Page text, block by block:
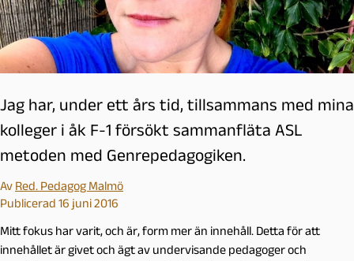
Jag har, under ett års tid, tillsammans med mina
kolleger i åk F-1 försökt sammanfläta ASL
metoden med Genrepedagogiken.
Av Red. Pedagog Malmö
Publicerad 16 juni 2016
Mitt fokus har varit, och är, form mer än innehåll. Detta för att
innehållet är givet och ägt av undervisande pedagoger och